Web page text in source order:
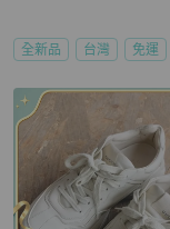
全新品 台灣 免運